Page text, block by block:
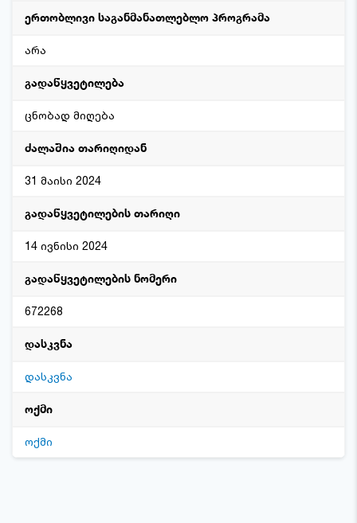
ერთობლივი საგანმანათლებლო პროგრამა
არა
გადაწყვეტილება
ცნობად მიღება
ძალაშია თარიღიდან
31 მაისი 2024
გადაწყვეტილების თარიღი
14 ივნისი 2024
გადაწყვეტილების ნომერი
672268
დასკვნა
დასკვნა
ოქმი
ოქმი